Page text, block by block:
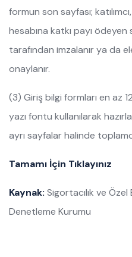
formun son sayfası;
hesabına katkı payı
tarafından imzalanır ya da
onaylanır.
(3) Giriş bilgi formları en az
yazı fontu kullanılarak
ayrı sayfalar halinde
Tamamı İçin Tıklayınız
Kaynak: Sigortacılık ve
Denetleme Kurumu